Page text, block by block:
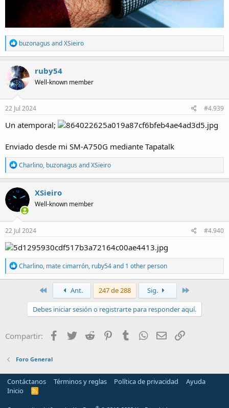
R
e
a
c
t
i
o
n
s
buzonagus andXSieiro
ruby54
Well-known member
22 Jul 2024 #4.939
Un atemporal;
Enviado desde mi SM-A750G mediante Tapatalk
R
e
a
c
t
o
n
s
Charlino, buzonagus andXSieiro
XSieiro
Well-known member
22 Jul 2024 #4.940
R
e
a
:
Charlino, mate cimarrón, ruby54and 1 other person
PrimeroAnt. 247 de 288 Sig.
Debes iniciar sesión o registrarte para responder aquí.
Compartir: Facebook
Twitter Reddit PinterestTumblrWhatsApp
Email
Foro General
Contáctanos Términos y reglas Política de privacidad
Ayuda
Inicio
R
S